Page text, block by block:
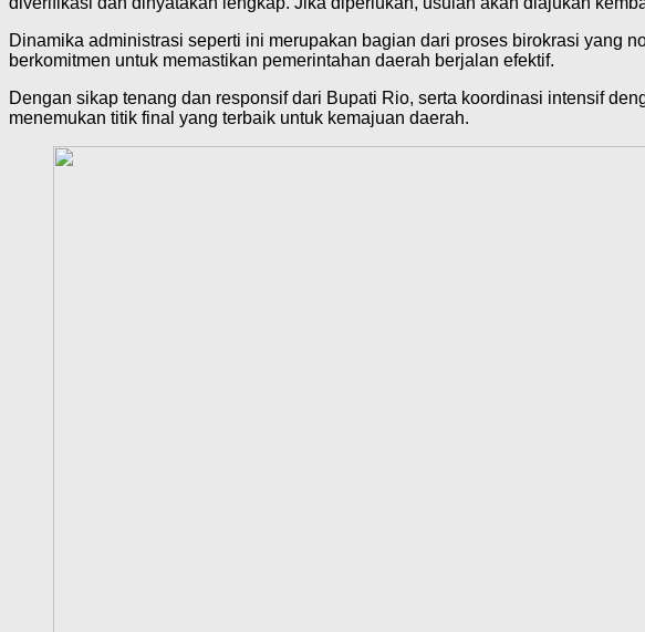
Dinamika administrasi seperti ini merupakan bagian dari proses birokrasi yang
berkomitmen untuk memastikan pemerintahan daerah berjalan efektif.
Dengan sikap tenang dan responsif dari Bupati Rio, serta koordinasi intensif
menemukan titik final yang terbaik untuk kemajuan daerah.